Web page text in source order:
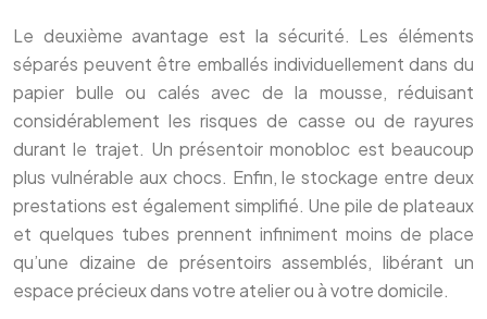
Le deuxième avantage est la sécurité. Les éléments
séparés peuvent être emballés individuellement dans du
papier bulle ou calés avec de la mousse, réduisant
considérablement les risques de casse ou de rayures
durant le trajet. Un présentoir monobloc est beaucoup
plus vulnérable aux chocs. Enfin, le stockage entre deux
prestations est également simplifié. Une pile de plateaux
et quelques tubes prennent infiniment moins de place
qu’une dizaine de présentoirs assemblés, libérant un
espace précieux dans votre atelier ou à votre domicile.